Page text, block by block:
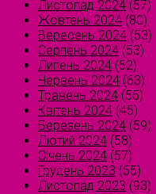
Листопад 2024 (57)
Жовтень 2024 (80)
Вересень 2024 (53)
Серпень 2024 (53)
Липень 2024 (52)
Червень 2024 (63)
Травень 2024 (55)
Квітень 2024 (45)
Березень 2024 (59)
Лютий 2024 (58)
Січень 2024 (57)
Грудень 2023 (55)
Листопад 2023 (93)